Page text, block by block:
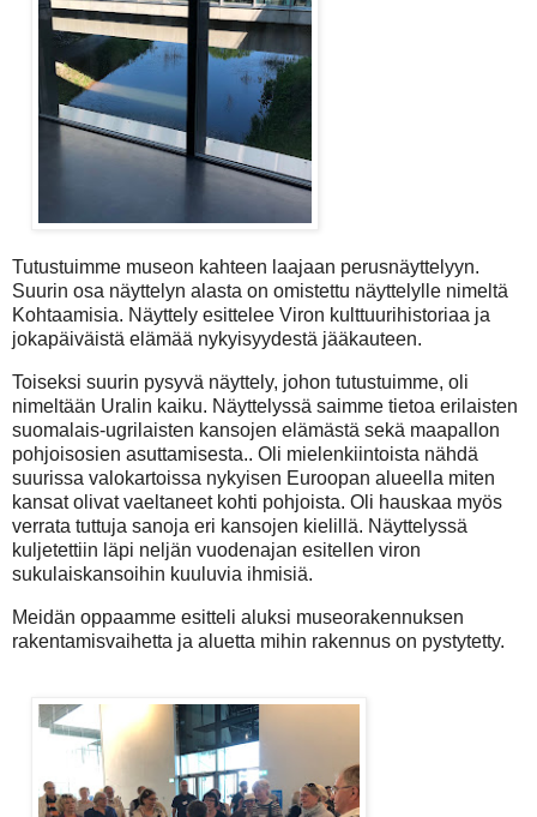
Tutustuimme museon kahteen laajaan perusnäyttelyyn.
Suurin osa näyttelyn alasta on omistettu näyttelylle nimeltä
Kohtaamisia. Näyttely esittelee Viron kulttuurihistoriaa ja
jokapäiväistä elämää nykyisyydestä jääkauteen.
Toiseksi suurin pysyvä näyttely, johon tutustuimme, oli
nimeltään Uralin kaiku. Näyttelyssä saimme tietoa erilaisten
suomalais-ugrilaisten kansojen elämästä sekä maapallon
pohjoisosien asuttamisesta.. Oli mielenkiintoista nähdä
suurissa valokartoissa nykyisen Euroopan alueella miten
kansat olivat vaeltaneet kohti pohjoista. Oli hauskaa myös
verrata tuttuja sanoja eri kansojen kielillä. Näyttelyssä
kuljetettiin läpi neljän vuodenajan esitellen viron
sukulaiskansoihin kuuluvia ihmisiä.
Meidän oppaamme esitteli aluksi museorakennuksen
rakentamisvaihetta ja aluetta mihin rakennus on pystytetty.